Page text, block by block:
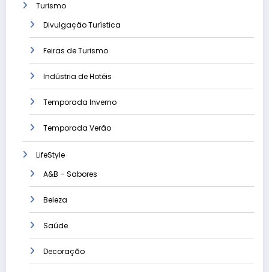
Turismo
Divulgação Turística
Feiras de Turismo
Indústria de Hotéis
Temporada Inverno
Temporada Verão
LifeStyle
A&B – Sabores
Beleza
Saúde
Decoração